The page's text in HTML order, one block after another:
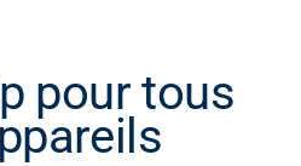
pour tous